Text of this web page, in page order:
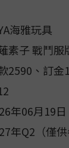
海雅玩具
素子 戰鬥服
、訂金
年06月19日
年Q2（僅供